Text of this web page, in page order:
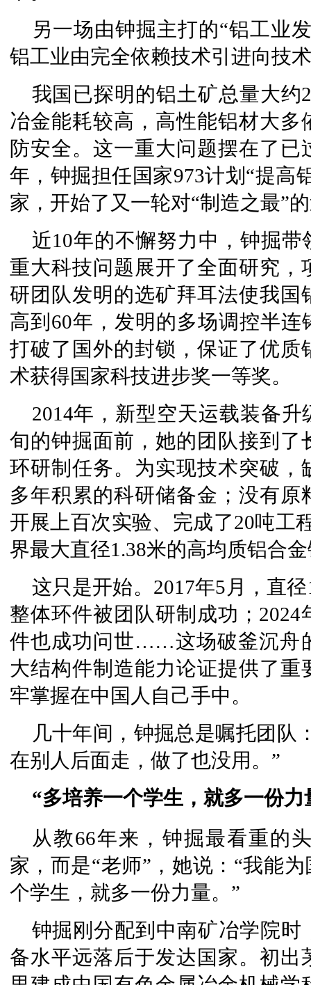
另一场由钟掘主打的“铝工业
铝工业由完全依赖技术引进向技
我国已探明的铝土矿总量大
冶金能耗较高，高性能铝材大
防安全。这一重大问题摆在了已
年，钟掘担任国家973计划“提高
家，开始了又一轮对“制造之最”
近10年的不懈努力中，钟掘
重大科技问题展开了全面研究
研团队发明的选矿拜耳法使我国
高到60年，发明的多场调控半
打破了国外的封锁，保证了优质
术获得国家科技进步奖一等奖。
2014年，新型空天运载装备
旬的钟掘面前，她的团队接到了
环研制任务。为实现技术突破
多年积累的科研储备金；没有
开展上百次实验、完成了20吨工
界最大直径1.38米的高均质铝合
这只是开始。2017年5月，直
整体环件被团队研制成功；
件也成功问世……这场破釜沉舟
大结构件制造能力论证提供了
牢掌握在中国人自己手中。
几十年间，钟掘总是嘱托团队
在别人后面走，做了也没用。”
“多培养一个学生，就多一份力
从教66年来，钟掘最看重的
家，而是“老师”，她说：“我能
个学生，就多一份力量。”
钟掘刚分配到中南矿冶学院
备水平远落后于发达国家。初